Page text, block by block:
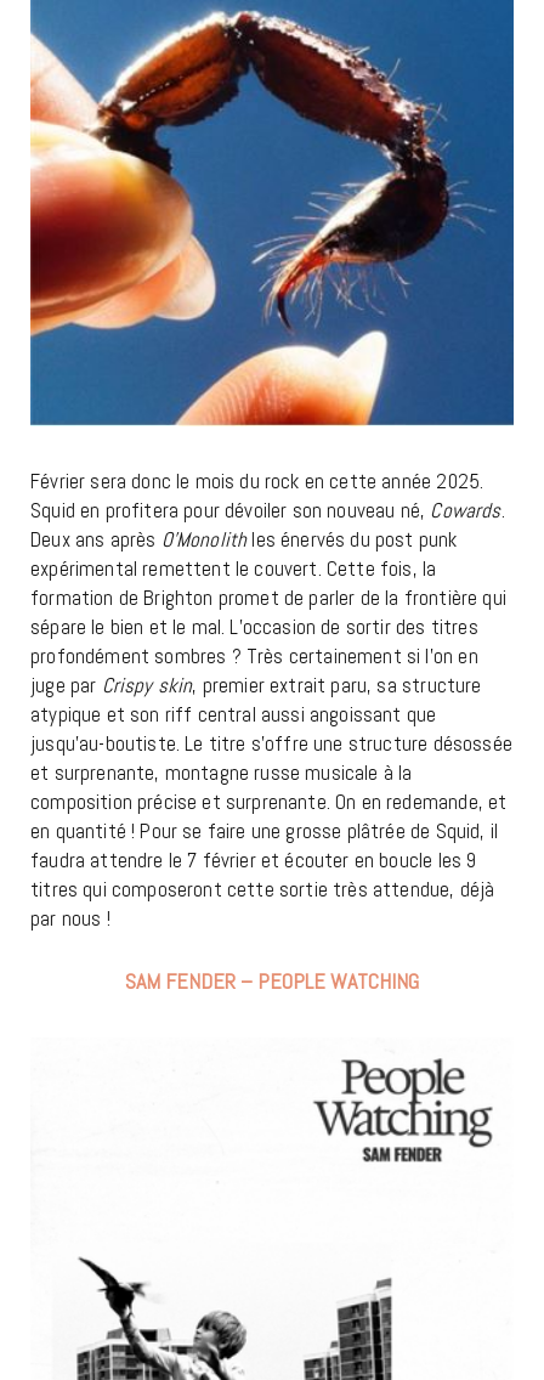
Février sera donc le mois du rock en cette année 2025.
Squid en profitera pour dévoiler son nouveau né, Cowards.
Deux ans après O’Monolithles énervés du post punk
expérimental remettent le couvert. Cette fois, la
formation de Brighton promet de parler de la frontière qui
sépare le bien et le mal. L’occasion de sortir des titres
profondément sombres ? Très certainement si l’on en
juge par Crispy skin, premier extrait paru, sa structure
atypique et son riff central aussi angoissant que
jusqu’au-boutiste. Le titre s’offre une structure désossée
et surprenante, montagne russe musicale à la
composition précise et surprenante. On en redemande, et
en quantité ! Pour se faire une grosse plâtrée de Squid, il
faudra attendre le 7 février et écouter en boucle les 9
titres qui composeront cette sortie très attendue, déjà
par nous !
SAM FENDER – PEOPLE WATCHING